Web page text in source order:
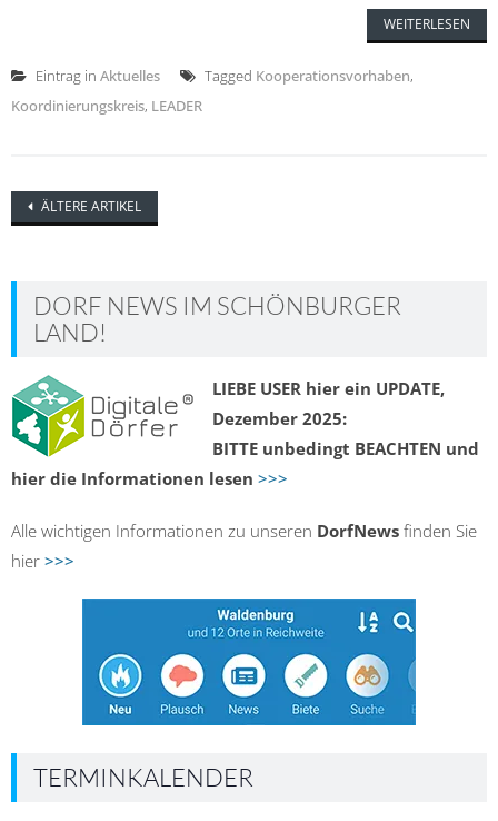
WEITERLESEN
Eintrag in Aktuelles Tagged Kooperationsvorhaben,
Koordinierungskreis, LEADER
Posts
ÄLTERE ARTIKEL
DORF NEWS IM SCHÖNBURGER
LAND!
LIEBE USER hier ein UPDATE,
Dezember 2025:
BITTE unbedingt BEACHTEN und
hier die Informationen lesen >>>
Alle wichtigen Informationen zu unseren DorfNews finden Sie
hier >>>
TERMINKALENDER